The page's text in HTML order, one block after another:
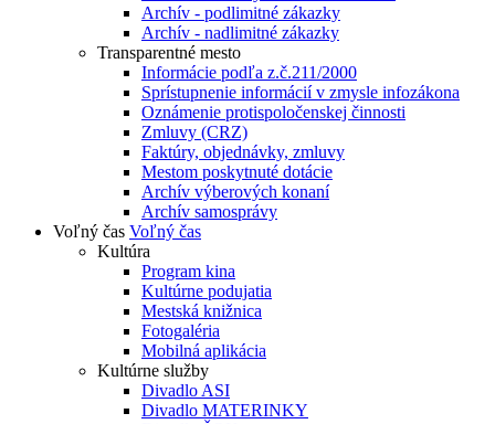
Archív - podlimitné zákazky
Archív - nadlimitné zákazky
Transparentné mesto
Informácie podľa z.č.211/2000
Sprístupnenie informácií v zmysle infozákona
Oznámenie protispoločenskej činnosti
Zmluvy (CRZ)
Faktúry, objednávky, zmluvy
Mestom poskytnuté dotácie
Archív výberových konaní
Archív samosprávy
Voľný čas Voľný čas
Kultúra
Program kina
Kultúrne podujatia
Mestská knižnica
Fotogaléria
Mobilná aplikácia
Kultúrne služby
Divadlo ASI
Divadlo MATERINKY